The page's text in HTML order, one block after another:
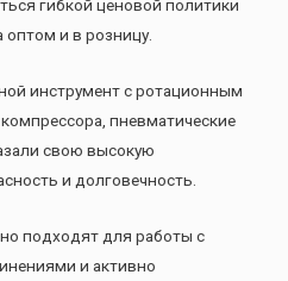
гибкой ценовой политики
оптом и в розницу.
инструмент с ротационным
пневматические
свою высокую
и долговечность.
подходят для работы с
и активно